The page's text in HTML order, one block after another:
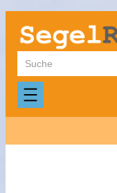
Zum
Inhalt
springen
Suchen